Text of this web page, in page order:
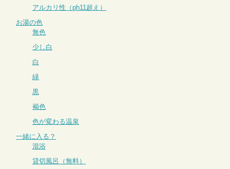
アルカリ性（ph11超え）
お湯の色
無色
少し白
白
緑
黒
褐色
色が変わる温泉
一緒に入る？
混浴
貸切風呂（無料）